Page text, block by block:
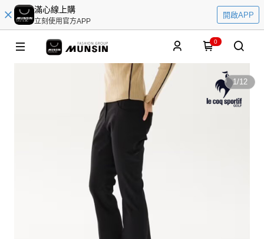
滿心線上購
立刻使用官方APP
開啟APP
0
1/12